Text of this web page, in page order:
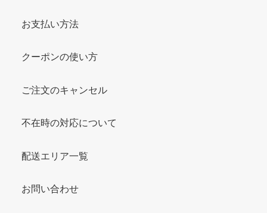
お支払い方法
クーポンの使い方
ご注文のキャンセル
不在時の対応について
配送エリア一覧
お問い合わせ